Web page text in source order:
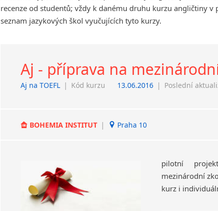
Tišnov
Vysoká nad Labem
recenze od studentů; vždy k danému druhu kurzu angličtiny
seznam jazykových škol vyučujících tyto kurzy.
Aj - příprava na
Aj na TOEFL | Kód kurzu 13.06.2016 | Poslední
BOHEMIA INSTITUT | Praha 10
pilotní
mezinárodní
kurz i